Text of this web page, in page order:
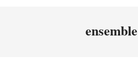
ensemble